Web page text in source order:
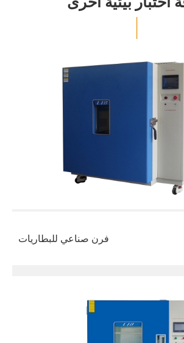
فرن صناعي للبطاريات